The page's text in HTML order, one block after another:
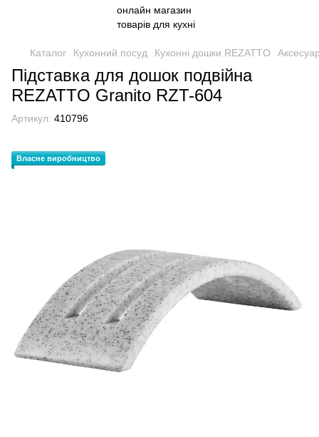
Каталог Кухонний посуд Кухонні дошки REZATTO
Підставка для дошок подвійна
REZATTO Granito RZT-604
Артикул: 410796
Власне виробництво